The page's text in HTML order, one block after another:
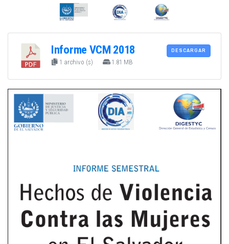
Informe VCM 2018
1 archivo (s) 1.81 MB
DESCARGAR